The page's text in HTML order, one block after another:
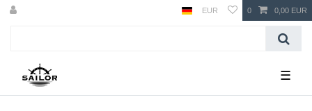
EUR 0 0,00 EUR
☰